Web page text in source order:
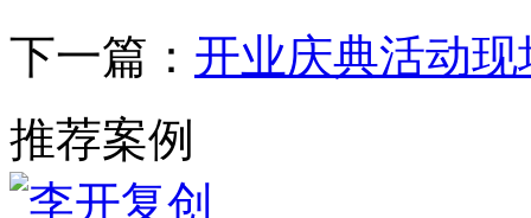
下一篇： 开业庆典活动
推荐案例